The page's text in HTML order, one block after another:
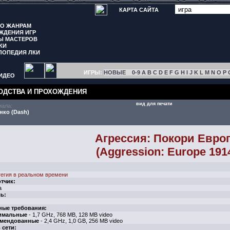
КАРТА САЙТА
ЖАНРАМ
ИГР
МАСТЕРОВ
ЛКИ
ИГРЫ: НОВЫЕ 0-9 A B C D E F G H I J K L M N O P
И ПРОХОЖДЕНИЯ
(Dash)
вид для печати
Агрессия: Покори
(Aggression: Europe
в реальном времени
требования:
- 1,7 GHz, 768 MB, 128 MB video
- 2,4 GHz, 1,0 GB, 256 MB video